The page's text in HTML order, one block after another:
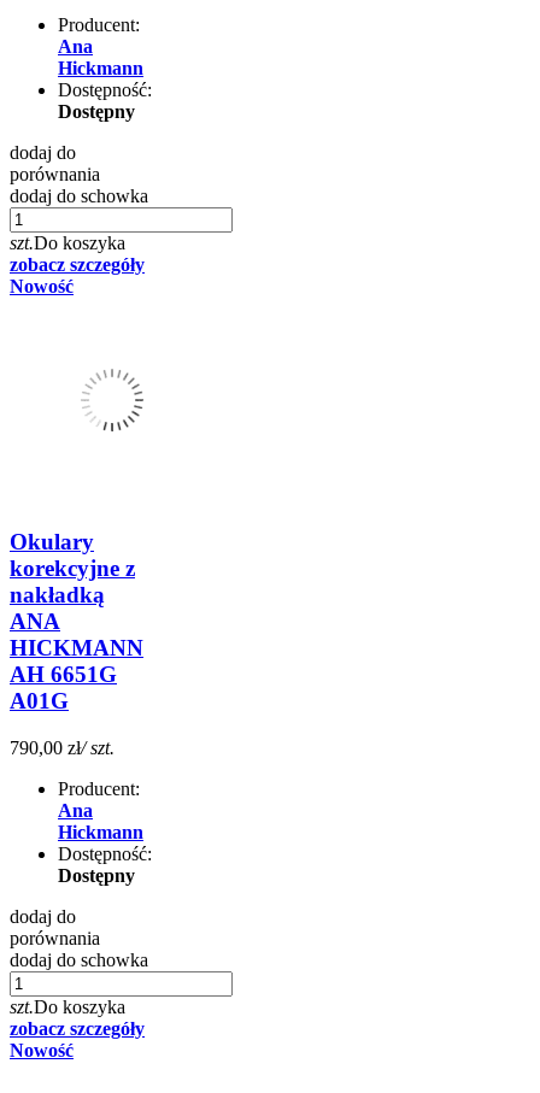
Producent:
Ana
Hickmann
Dostępność:
Dostępny
dodaj do
porównania
dodaj do schowka
szt.Do koszyka
zobacz szczegóły
Nowość
Okulary
korekcyjne z
nakładką
ANA
HICKMANN
AH 6651G
A01G
790,00 zł/ szt.
Producent:
Ana
Hickmann
Dostępność:
Dostępny
dodaj do
porównania
dodaj do schowka
szt.Do koszyka
zobacz szczegóły
Nowość